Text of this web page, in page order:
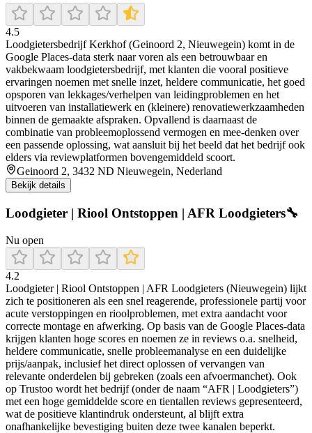
4.5
Loodgietersbedrijf Kerkhof (Geinoord 2, Nieuwegein) komt in de
Google Places-data sterk naar voren als een betrouwbaar en
vakbekwaam loodgietersbedrijf, met klanten die vooral positieve
ervaringen noemen met snelle inzet, heldere communicatie, het goed
opsporen van lekkages/verhelpen van leidingproblemen en het
uitvoeren van installatiewerk en (kleinere) renovatiewerkzaamheden
binnen de gemaakte afspraken. Opvallend is daarnaast de
combinatie van probleemoplossend vermogen en mee-denken over
een passende oplossing, wat aansluit bij het beeld dat het bedrijf ook
elders via reviewplatformen bovengemiddeld scoort.
Geinoord 2, 3432 ND Nieuwegein, Nederland
Bekijk details
Loodgieter | Riool Ontstoppen | AFR Loodgieters🔧
Nu open
4.2
Loodgieter | Riool Ontstoppen | AFR Loodgieters (Nieuwegein) lijkt
zich te positioneren als een snel reagerende, professionele partij voor
acute verstoppingen en rioolproblemen, met extra aandacht voor
correcte montage en afwerking. Op basis van de Google Places-data
krijgen klanten hoge scores en noemen ze in reviews o.a. snelheid,
heldere communicatie, snelle probleemanalyse en een duidelijke
prijs/aanpak, inclusief het direct oplossen of vervangen van
relevante onderdelen bij gebreken (zoals een afvoermanchet). Ook
op Trustoo wordt het bedrijf (onder de naam “AFR | Loodgieters”)
met een hoge gemiddelde score en tientallen reviews gepresenteerd,
wat de positieve klantindruk ondersteunt, al blijft extra
onafhankelijke bevestiging buiten deze twee kanalen beperkt.